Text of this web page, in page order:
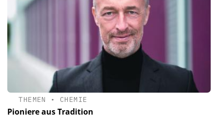
THEMEN • CHEMIE
Pioniere aus Tradition